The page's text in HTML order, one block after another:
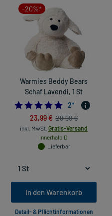
-20%*
Warmies Beddy Bears
Schaf Lavendi, 1 St
5.0
2*
23,99 € 29,99 €
inkl. MwSt. Gratis-Versand
innerhalb D.
Lieferbar
In den Warenkorb
Detail- & Pflichtinformationen